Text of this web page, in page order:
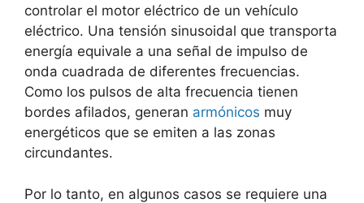
controlar el motor eléctrico de un vehículo
eléctrico. Una tensión sinusoidal que transporta
energía equivale a una señal de impulso de
onda cuadrada de diferentes frecuencias.
Como los pulsos de alta frecuencia tienen
bordes afilados, generan armónicos muy
energéticos que se emiten a las zonas
circundantes.
Por lo tanto, en algunos casos se requiere una